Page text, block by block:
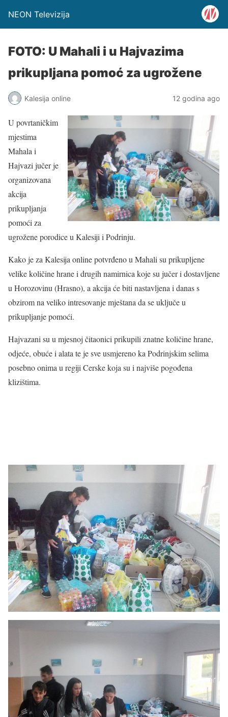
NEON Televizija
FOTO: U Mahali i u Hajvazima
prikupljana pomoć za ugrožene
Kalesija online 12 godina ago
U povrtaničkim
mjestima
Mahala i
Hajvazi jučer je
organizovana
akcija
prikupljanja
pomoći za
ugrožene porodice u Kalesiji i Podrinju.
Kako je za Kalesija online potvrđeno u Mahali su prikupljene
velike količine hrane i drugih namirnica koje su jučer i dostavljene
u Horozovinu (Hrasno), a akcija će biti nastavljena i danas s
obzirom na veliko intresovanje mještana da se uključe u
prikupljanje pomoći.
Hajvazani su u mjesnoj čitaonici prikupili znatne količine hrane,
odjeće, obuće i alata te je sve usmjereno ka Podrinjskim selima
posebno onima u regiji Cerske koja su i najviše pogođena
klizištima.